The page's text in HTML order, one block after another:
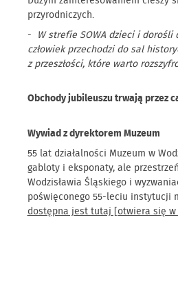
przyrodniczych.
-
W strefie SOWA dzieci i
człowiek przechodzi do sal
z przeszłości, które warto
Obchody jubileuszu trwają przez
Wywiad z dyrektorem Muzeum
55 lat działalności Muzeum w
gabloty i eksponaty, ale
Wodzisławia Śląskiego i
poświęconego 55-leciu instytucji
dostępna jest tutaj [otwiera się w